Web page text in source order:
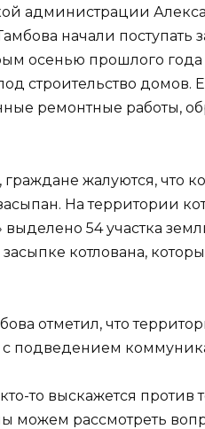
администрации
начали поступать
осенью прошлого
строительство
ремонтные работы,
жалуются, что
На территории
54 участка
котлована,
отметил, что
подведением
то выскажется против
можем рассмотреть